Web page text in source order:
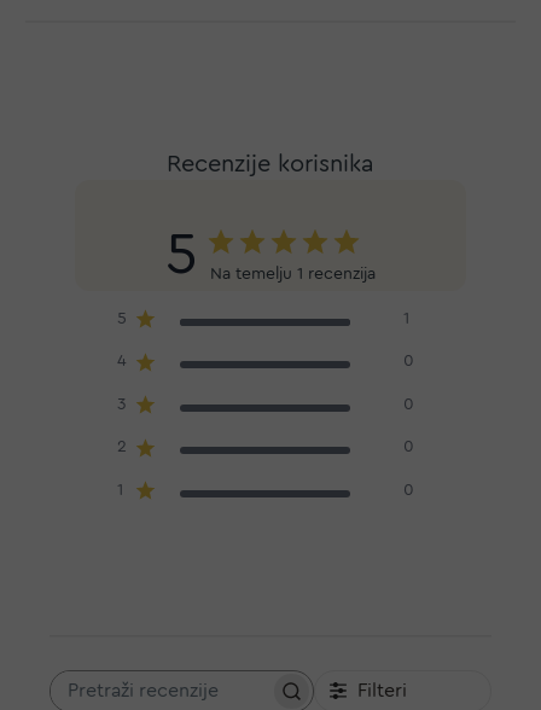
Recenzije korisnika
5 Na temelju 1 recenzija
5 1
4 0
3 0
2 0
1 0
Pretraži
Filteri